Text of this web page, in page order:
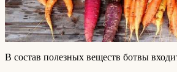
В состав полезных веществ ботвы